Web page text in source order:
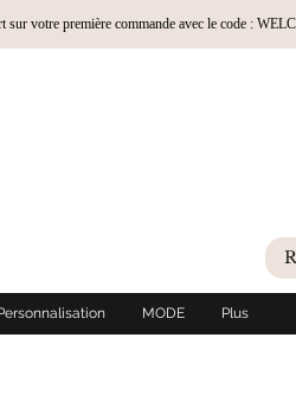
MODE Plus